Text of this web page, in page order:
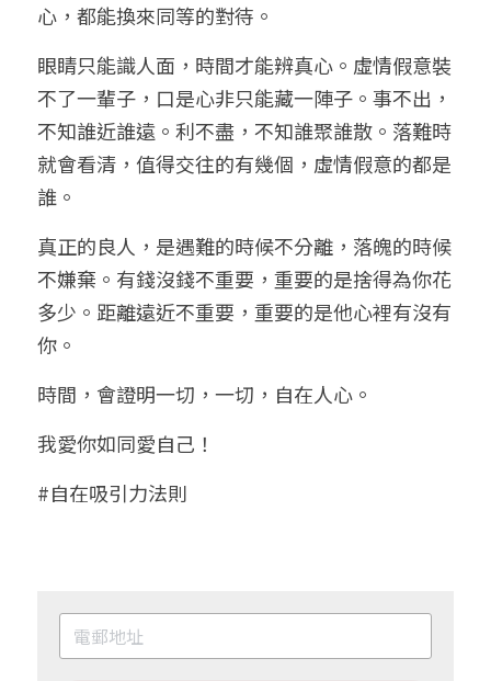
五人實戰班
五行計算初階班
五行計算高階班
團隊訓練營
小兒命名
科學八字輕鬆學
輕鬆學會科學八字推理
常見問題
FB粉絲頁
繁體中文
0938617837
support@p8zicourse.com
五行八字線上班
心，都能換來同等的對待。
眼睛只能識人面，時間才能辨真心。虛情假意裝
不了一輩子，口是心非只能藏一陣子。事不出，
不知誰近誰遠。利不盡，不知誰聚誰散。落難時
就會看清，值得交往的有幾個，虛情假意的都是
誰。
真正的良人，是遇難的時候不分離，落魄的時候
不嫌棄。有錢沒錢不重要，重要的是捨得為你花
多少。距離遠近不重要，重要的是他心裡有沒有
你。
時間，會證明一切，一切，自在人心。
我愛你如同愛自己！
#自在吸引力法則